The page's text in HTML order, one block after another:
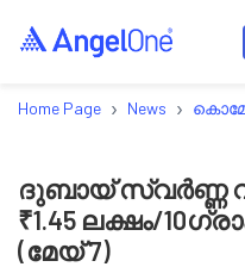
Home Page › News ›
ദുബായ് സ്വർണ്ണ
₹1.45 ലക്ഷം/
(മേയ് 7)